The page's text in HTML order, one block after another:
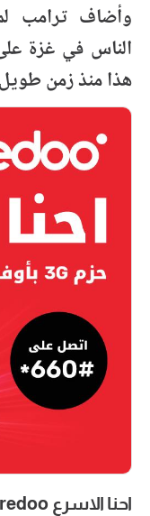
وأضاف ترامب
الناس في غزة
هذا منذ زمن
احنا الاسرع ooredoo